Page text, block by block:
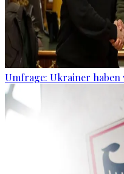
Umfrage: Ukrainer haben